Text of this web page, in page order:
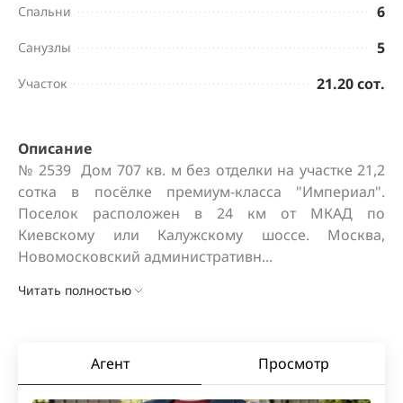
Спальни 6
Санузлы 5
Участок 21.20 сот.
Описание
№ 2539  Дом 707 кв. м без отделки на участке 21,2
сотка в посёлке премиум-класса "Империал".
Поселок расположен в 24 км от МКАД по
Киевскому или Калужскому шоссе. Москва,
Новомосковский административн...
Читать полностью
Агент Просмотр